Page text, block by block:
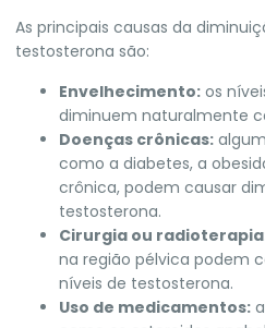
As principais causas da
testosterona são:
Envelhecimento: os
diminuem naturalmente
Doenças crônicas:
como a diabetes, a
crônica, podem causar
testosterona.
Cirurgia ou
na região pélvica podem
níveis de testosterona.
Uso de medicamentos: